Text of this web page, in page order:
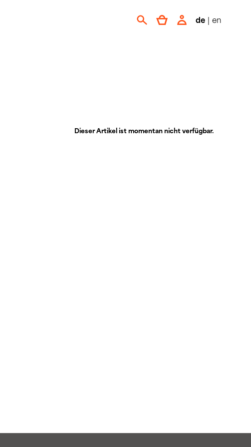
de | en
Dieser Artikel ist momentan nicht verfügbar.